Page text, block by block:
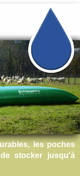
les poches
stocker jusqu'à